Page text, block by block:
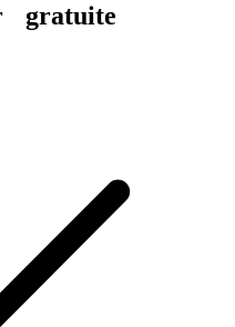
gratuite